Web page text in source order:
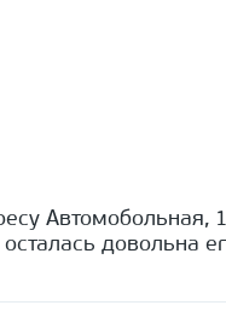
Автомобольная,
довольна